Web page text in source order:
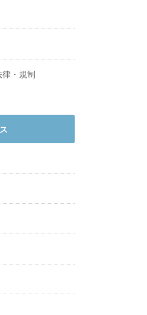
・規制